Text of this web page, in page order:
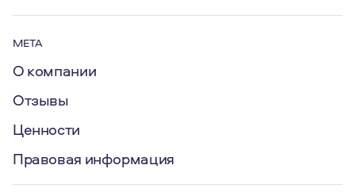
МЕТА
О компании
Отзывы
Ценности
Правовая информация